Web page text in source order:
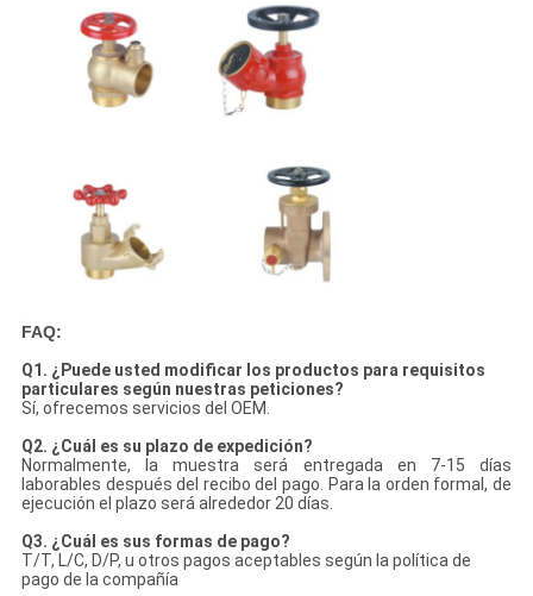
FAQ:
Q1. ¿Puede usted modificar los productos para requisitos
particulares según nuestras peticiones?
Sí, ofrecemos servicios del OEM.
Q2. ¿Cuál es su plazo de expedición?
Normalmente, la muestra será entregada en 7-15 días
laborables después del recibo del pago. Para la orden formal, de
ejecución el plazo será alrededor 20 días.
Q3. ¿Cuál es sus formas de pago?
T/T, L/C, D/P, u otros pagos aceptables según la política de
pago de la compañía